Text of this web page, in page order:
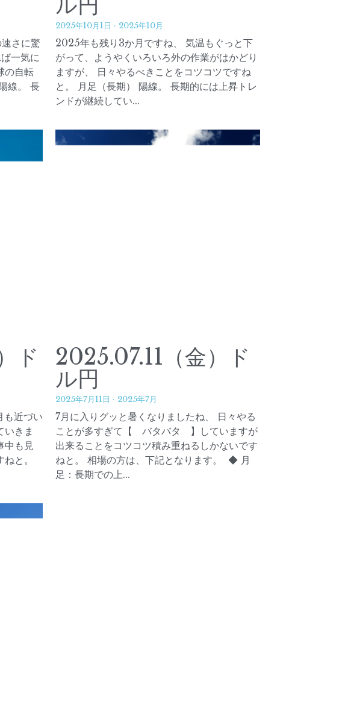
さに驚
一気に
の自転
線。 長
2025年10月1日 · 2025年10月
2025年も残り3か月ですね、 気温もぐっと下
がって、ようやくいろいろ外の作業がはかどり
ますが、 日々やるべきことをコツコツですね
と。 月足（長期） 陽線。 長期的には上昇トレ
ンドが継続してい...
ド
も近づい
いきま
中も見
と。
2025.07.11（金）ド
ル円
2025年7月11日 · 2025年7月
7月に入りグッと暑くなりましたね、 日々やる
ことが多すぎて【 バタバタ 】していますが
出来ることをコツコツ積み重ねるしかないです
ねと。 相場の方は、下記となります。 ◆ 月
足：長期での上...